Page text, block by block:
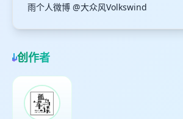
雨个人微博 @大众风Volkswind
创作者